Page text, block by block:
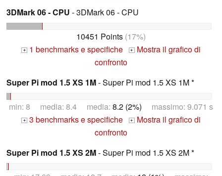
3DMark 06 - CPU - 3DMark 06 - CPU
10451 Points (17%)
+ 1 benchmarks e specifiche + Mostra il grafico di
confronto
Super Pi mod 1.5 XS 1M- Super Pi mod 1.5 XS 1M *
min: 8 media: 8.4 media: 8.2 (2%) massimo: 9.071 s
+ 3 benchmarks e specifiche + Mostra il grafico di
confronto
Super Pi mod 1.5 XS 2M- Super Pi mod 1.5 XS 2M *